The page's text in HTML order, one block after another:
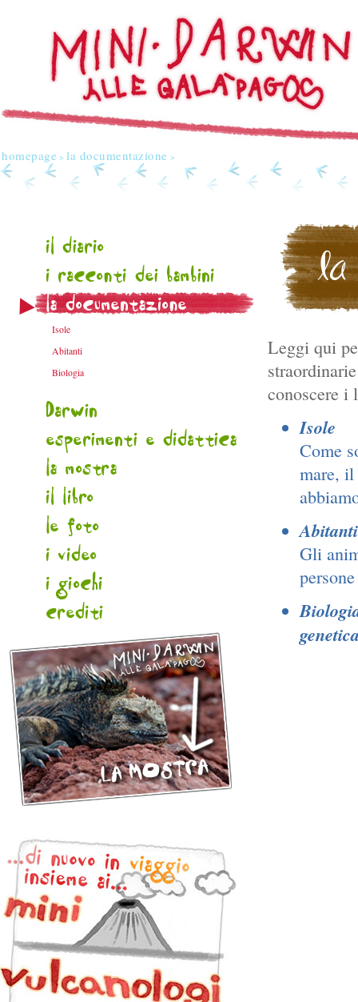
homepage > la documentazione >
Isole
Abitanti
Biologia
Leggi qui
conoscere i
Isole
Come
mare,
Abitanti
Gli
persone